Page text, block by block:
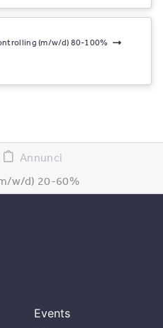
(m/w/d) 80-100%
Annunci
w/d) 20-60%
Events